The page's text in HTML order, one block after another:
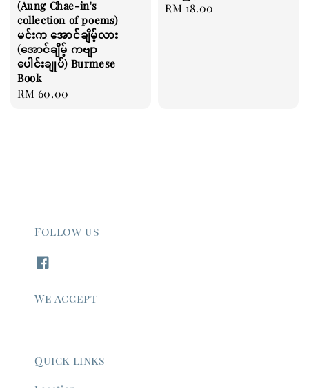
(Aung Chae-in's
collection of poems)
မင်းက အောင်ချိမ့်လား
(အောင်ချိမ့် ကဗျာ
ပေါင်းချုပ်) Burmese
Book
Regular
RM 60.00
Regular
RM 18.00
Follow us
We accept
Quick links